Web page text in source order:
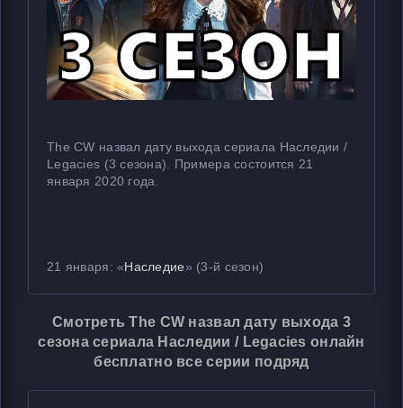
The CW назвал дату выхода сериала Наследии /
Legacies (3 сезона). Примера состоится 21
января 2020 года.
21 января: «Наследие» (3-й сезон)
Смотреть The CW назвал дату выхода 3
сезона сериала Наследии / Legacies онлайн
бесплатно все серии подряд